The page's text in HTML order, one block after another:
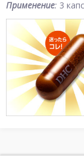
Применение: 3